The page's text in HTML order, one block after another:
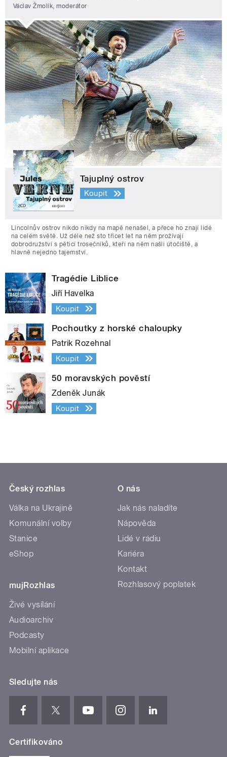
Václav Žmolík, moderátor
Tajuplný ostrov
Koupit
Lincolnův ostrov nikdo nikdy na mapě nenašel, a přece ho znají lidé
na celém světě. Už déle než sto třicet let na něm prožívají
dobrodružství s pěticí trosečníků, kteří na něm našli útočiště, a
hlavně nejedno tajemství.
Tragédie Liblice
Jiří Havelka
Koupit
Pochoutky z horské chaloupky
Patrik Rozehnal
Koupit
50 moravských pověstí
Zdeněk Junák
Koupit
Český rozhlas
Válka na Ukrajině
Komunální volby
Stanice
eShop
mujRozhlas
Živé vysílání
Audioarchiv
Podcasty
Mobilní aplikace
O nás
Jak nás naladíte
Nápověda
Lidé v rádiu
Kariéra
Kontakt
Rozhlasový poplatek
Sledujte nás
Certifikováno